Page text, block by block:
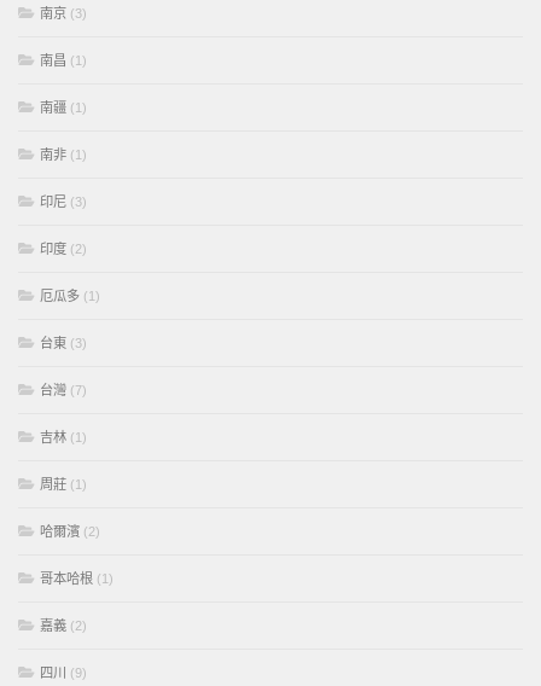
南京 (3)
南昌 (1)
南疆 (1)
南非 (1)
印尼 (3)
印度 (2)
厄瓜多 (1)
台東 (3)
台灣 (7)
吉林 (1)
周莊 (1)
哈爾濱 (2)
哥本哈根 (1)
嘉義 (2)
四川 (9)